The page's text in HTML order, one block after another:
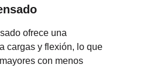
ofrece una
cargas y flexión, lo que
con menos